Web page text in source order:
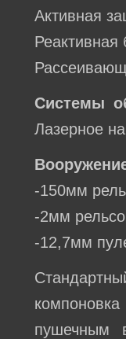
Активная
Реактивная
Системы
Лазерное
-150мм
-2мм
-12,7мм
пушечным